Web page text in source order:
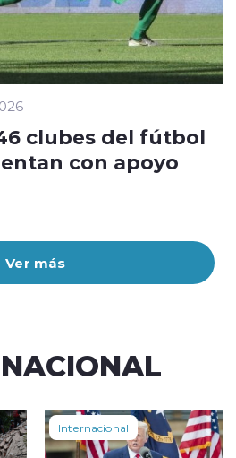
Ver más
clubes del fútbol
con apoyo
Internacional